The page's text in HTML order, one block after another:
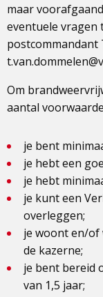
maar
eventuele vragen
postcommandant
Om
aantal
je bent
je hebt een
je hebt
je kunt een
overleggen;
je woont en/of
de kazerne;
je bent bereid
van 1,5 jaar;